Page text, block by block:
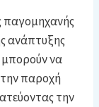
παγομηχανής
ανάπτυξης
να
παροχή
την